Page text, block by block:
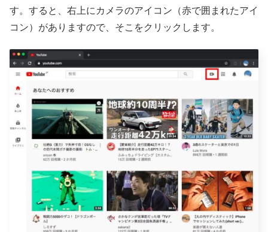
す。すると、右上にカメラのアイコン（赤で囲まれたアイ
コン）がありますので、そこをクリックします。